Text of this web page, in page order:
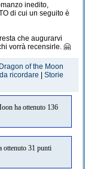
inedito,
di cui un seguito è
che augurarvi
vorrà recensirle. 🤗
of the Moon
ricordare
Storie
ha ottenuto 136
ottenuto 31 punti